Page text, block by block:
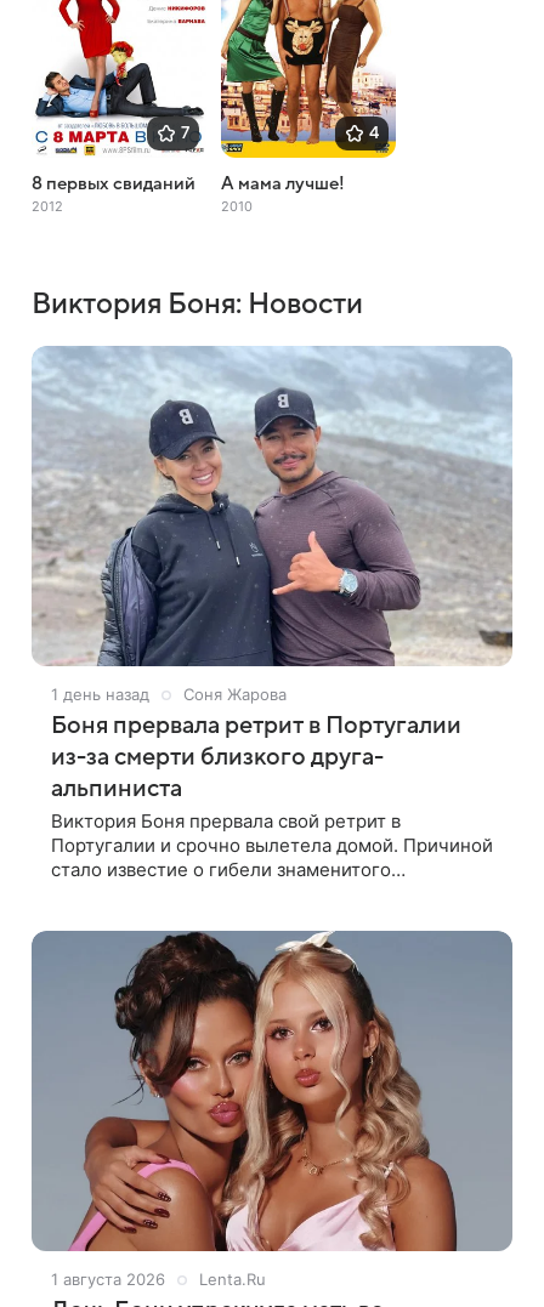
7
8 первых свиданий
2012
4
А мама лучше!
2010
Виктория Боня: Новости
1 день назад Соня Жарова
Боня прервала ретрит в Португалии
из-за смерти близкого друга-
альпиниста
Виктория Боня прервала свой ретрит в
Португалии и срочно вылетела домой. Причиной
стало известие о гибели знаменитого
близким другом
1 августа 2026 Lenta.Ru